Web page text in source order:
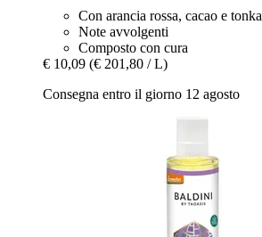
Con arancia rossa, cacao e tonka
Note avvolgenti
Composto con cura
€ 10,09 (€ 201,80 / L)
Consegna entro il giorno 12 agosto